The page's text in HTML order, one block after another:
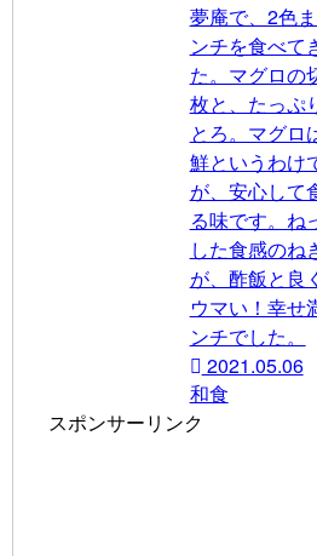
夢庵で、2色
ンチを食べて
た。マグロの
枚と、たっぷ
とろ。マグロ
鮮というわけ
が、安心して
る味です。ね
した食感のね
が、酢飯と良
ウマい！幸せ
ンチでした。
2021.05.06
和食
スポンサーリンク